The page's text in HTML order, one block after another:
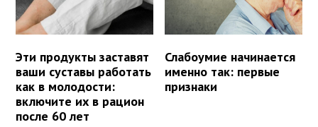
Эти продукты заставят
ваши суставы работать
как в молодости:
включите их в рацион
после 60 лет
Слабоумие начинается
именно так: первые
признаки